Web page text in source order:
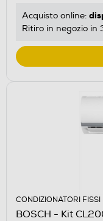
Acquisto online:
Ritiro in negozio in
CONDIZIONATORI FISSI
BOSCH - Kit